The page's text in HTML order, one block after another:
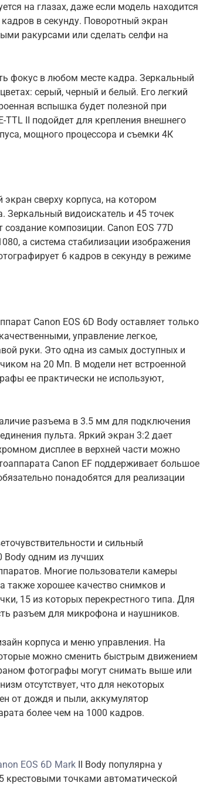
на глазах, даже если модель находится
в секунду. Поворотный экран
ракурсами или сделать селфи на
фокус в любом месте кадра. Зеркальный
серый, черный и белый. Его легкий
вспышка будет полезной при
II подойдет для крепления внешнего
мощного процессора и съемки 4К
сверху корпуса, на котором
Зеркальный видоискатель и 45 точек
композиции. Canon EOS 77D
а система стабилизации изображения
6 кадров в секунду в режиме
Canon EOS 6D Body оставляет только
управление легкое,
руки. Это одна из самых доступных и
на 20 Мп. В модели нет встроенной
ее практически не используют,
разъема в 3.5 мм для подключения
пульта. Яркий экран 3:2 дает
дисплее в верхней части можно
Canon EF поддерживает большое
понадобятся для реализации
и сильный
Body одним из лучших
Многие пользователи камеры
хорошее качество снимков и
15 из которых перекрестного типа. Для
разъем для микрофона и наушников.
корпуса и меню управления. На
можно сменить быстрым движением
фотографы могут снимать выше или
отсутствует, что для некоторых
от дождя и пыли, аккумулятор
более чем на 1000 кадров.
EOS 6D Mark II Body популярна у
крестовыми точками автоматической